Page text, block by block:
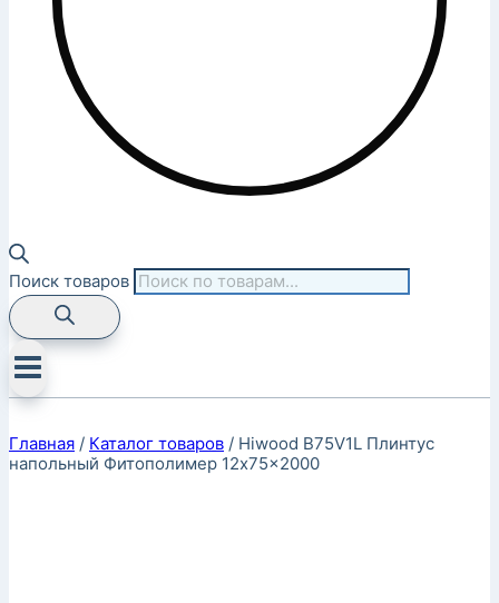
Поиск товаров
Главная / Каталог товаров / Hiwood B75V1L Плинтус
напольный Фитополимер 12x75x2000